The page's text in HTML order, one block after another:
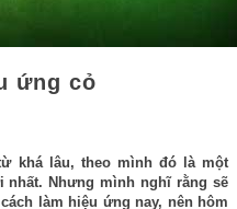
ứng cỏ
khá lâu, theo mình đó là một
Nhưng mình nghĩ rằng sẽ
làm hiệu ứng nay, nên hôm